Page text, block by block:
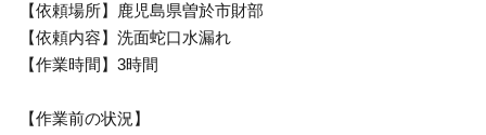
【依頼場所】鹿児島県曽於市財部
【依頼内容】洗面蛇口水漏れ
【作業時間】3時間
【作業前の状況】